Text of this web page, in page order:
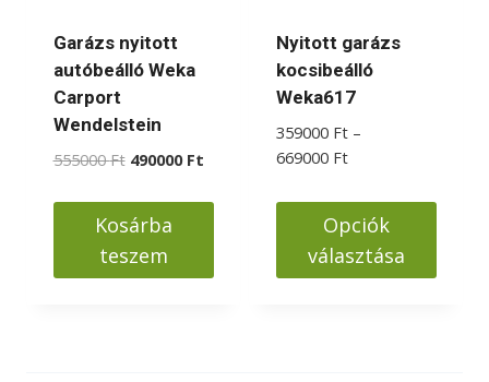
Garázs nyitott
autóbeálló Weka
Carport
Wendelstein
555000Ft Original
was:
555000 Ft.
490000 FtCurrent
is:
Kosárba
teszem
Nyitott garázs
kocsibeálló
Weka617
359000 Ft –
669000 FtÁrtartomány:
-
669000 Ft
Opciók
választása